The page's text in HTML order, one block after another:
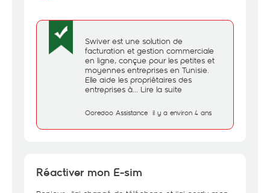
Swiver est une solution de
facturation et gestion commerciale
en ligne, conçue pour les petites et
moyennes entreprises en Tunisie.
Elle aide les propriétaires des
entreprises à... Lire la suite
Ooredoo Assistance il y a environ 4 ans
Réactiver mon E-sim